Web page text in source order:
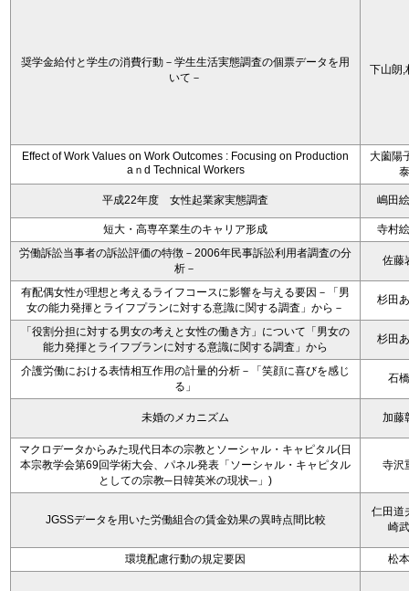
奨学金給付と学生の消費行動－学生生活実態調査の個票データを用
いて－
下山朗,
Effect of Work Values on Work Outcomes : Focusing on Production
aｎd Technical Workers
大薗陽
泰
平成22年度 女性起業家実態調査 嶋田
短大・高専卒業生のキャリア形成
寺村
労働訴訟当事者の訴訟評価の特徴－2006年民事訴訟利用者調査の分
析－
佐藤
有配偶女性が理想と考えるライフコースに影響を与える要因－「男
女の能力発揮とライフプランに対する意識に関する調査」から－
杉田
「役割分担に対する男女の考えと女性の働き方」について「男女の
能力発揮とライフブランに対する意識に関する調査」から
杉田
介護労働における表情相互作用の計量的分析－「笑顔に喜びを感じ
る」
石
未婚のメカニズム 加藤
マクロデータからみた現代日本の宗教とソーシャル・キャピタル(日
本宗教学会第69回学術大会、パネル発表「ソーシャル・キャピタル
としての宗教─日韓英米の現状─」)
寺沢
JGSSデータを用いた労働組合の賃金効果の異時点間比較
仁田道
崎
環境配慮行動の規定要因 松